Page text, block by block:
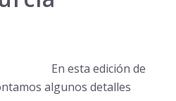
En esta edición de
algunos detalles